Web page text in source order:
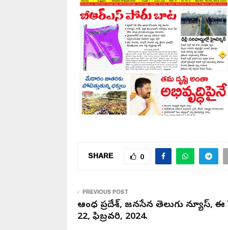
SHARE 0
PREVIOUS POST
ఆంధ్ర ప్రదేశ్, జనసేన తెలుగు న్యూస్,
22, ఫిబ్రవరి, 2024.